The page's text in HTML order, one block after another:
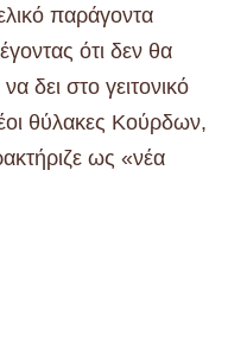
παράγοντα
ότι δεν θα
δει στο γειτονικό
θύλακες Κούρδων,
ως «νέα